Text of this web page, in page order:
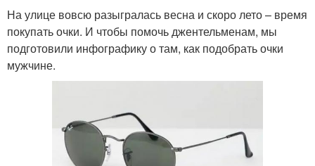
На улице вовсю разыгралась весна и скоро лето – время
покупать очки. И чтобы помочь джентельменам, мы
подготовили инфографику о там, как подобрать очки
мужчине.